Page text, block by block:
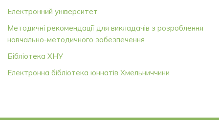
Електронний університет
Методичні рекомендації для викладачів з розроблення
навчально-методичного забезпечення
Бібліотека ХНУ
Електронна бібліотека юннатів Хмельниччини